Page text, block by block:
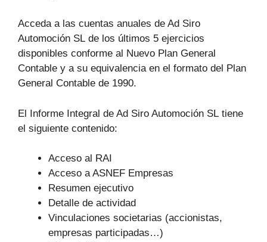
Acceda a las cuentas anuales de Ad Siro
Automoción SL de los últimos 5 ejercicios
disponibles conforme al Nuevo Plan General
Contable y a su equivalencia en el formato del Plan
General Contable de 1990.
El Informe Integral de Ad Siro Automoción SL tiene
el siguiente contenido:
Acceso al RAI
Acceso a ASNEF Empresas
Resumen ejecutivo
Detalle de actividad
Vinculaciones societarias (accionistas,
empresas participadas…)